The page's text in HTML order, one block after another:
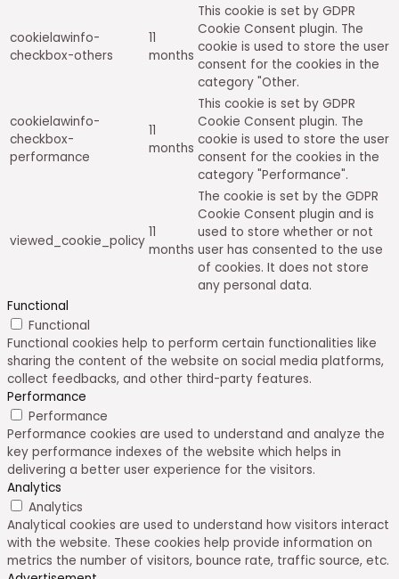
cookielawinfo-
checkbox-others
11
months
This cookie is set by GDPR
Cookie Consent plugin. The
cookie is used to store the user
consent for the cookies in the
category "Other.
cookielawinfo-
checkbox-
performance
11
months
This cookie is set by GDPR
Cookie Consent plugin. The
cookie is used to store the user
consent for the cookies in the
category "Performance".
viewed_cookie_policy
11
months
The cookie is set by the GDPR
Cookie Consent plugin and is
used to store whether or not
user has consented to the use
of cookies. It does not store
any personal data.
Functional
Functional
Functional cookies help to perform certain functionalities like
sharing the content of the website on social media platforms,
collect feedbacks, and other third-party features.
Performance
Performance
Performance cookies are used to understand and analyze the
key performance indexes of the website which helps in
delivering a better user experience for the visitors.
Analytics
Analytics
Analytical cookies are used to understand how visitors interact
with the website. These cookies help provide information on
metrics the number of visitors, bounce rate, traffic source, etc.